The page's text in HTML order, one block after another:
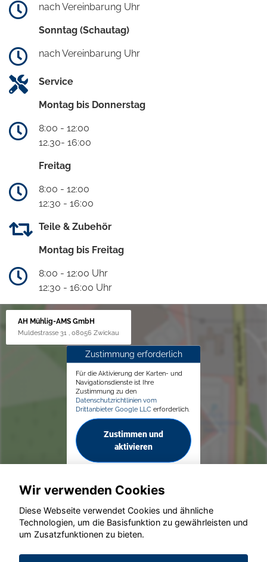
nach Vereinbarung Uhr
Sonntag (Schautag)
nach Vereinbarung Uhr
Service
Montag bis Donnerstag
8:00 - 12:00
12.30- 16:00
Freitag
8:00 - 12:00
12:30 - 16:00
Teile & Zubehör
Montag bis Freitag
8:00 - 12:00 Uhr
12:30 - 16:00 Uhr
AH Mühlig-AMS GmbH
Muldestrasse 31 , 08056 Zwickau
Zustimmung erforderlich
Für die Aktivierung der Karten- und
Navigationsdienste ist Ihre
Zustimmung zu den
Datenschutzrichtlinien vom
Drittanbieter Google LLC erforderlich.
Zustimmen und
aktivieren
© konjunkturmotor.de GmbH 2020 - 2026
Wir verwenden Cookies
Diese Webseite verwendet Cookies und ähnliche
Technologien, um die Basisfunktion zu gewährleisten und
um Zusatzfunktionen zu bieten.